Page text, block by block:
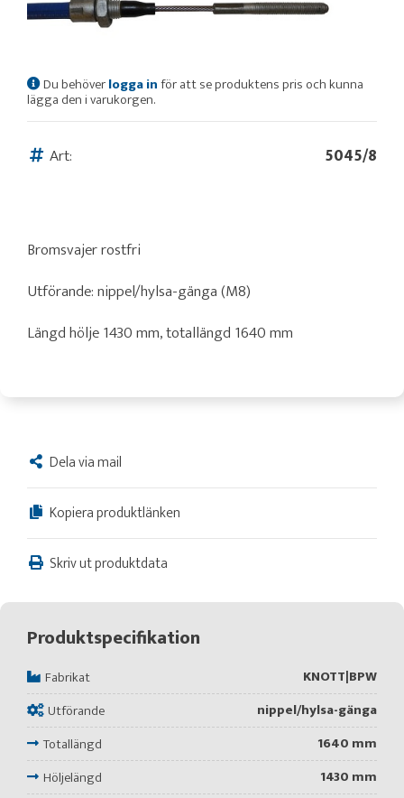
Du behöverlogga inför att se produktens pris och kunna
lägga den i varukorgen.
Art: 5045/8
Bromsvajer rostfri
Utförande: nippel/hylsa-gänga (M8)
Längd hölje 1430 mm, totallängd 1640 mm
Dela via mail
Kopiera produktlänken
Skriv ut produktdata
Produktspecifikation
Fabrikat
KNOTT|BPW
Utförande
nippel/hylsa-gänga
Totallängd
1640 mm
Höljelängd
1430 mm